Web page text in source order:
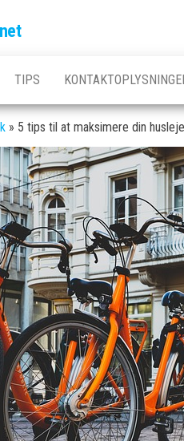
TIPS
» 5 tips til at maksimere din